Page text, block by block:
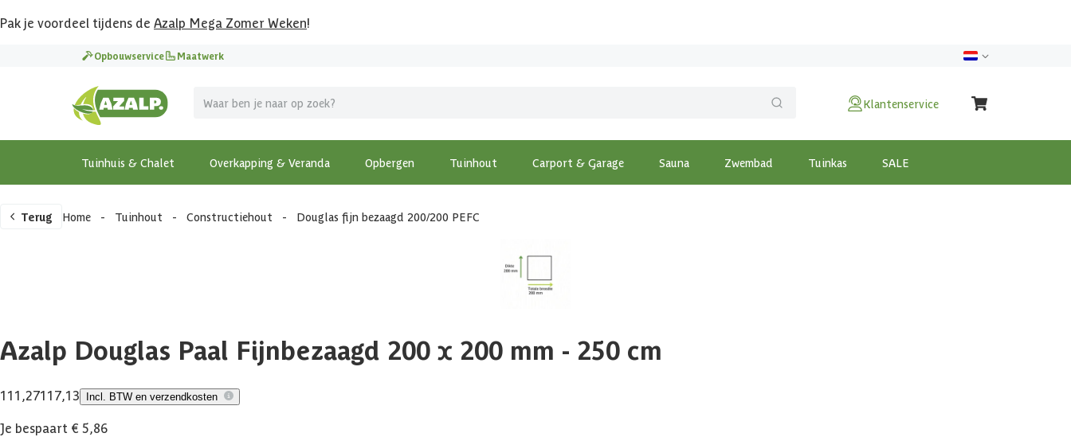
Pak je voordeel tijdens de Azalp Mega Zomer Weken!
Opbouwservice Maatwerk
Klantenservice
Tuinhuis & Chalet Overkapping & Veranda Opbergen Tuinhout Carport & Garage Sauna Zwembad Tuinkas SALE
Terug Home - Tuinhout - Constructiehout - Douglas fijn bezaagd 200/200 PEFC
Azalp Douglas Paal Fijnbezaagd 200 x 200 mm - 250 cm
111,27117,13 Incl. BTW en verzendkosten
Je bespaart € 5,86